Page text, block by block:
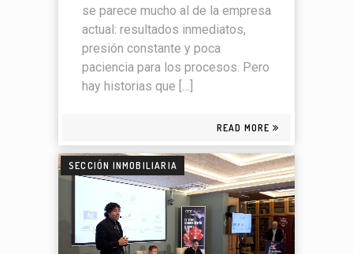
se parece mucho al de la empresa
actual: resultados inmediatos,
presión constante y poca
paciencia para los procesos. Pero
hay historias que […]
READ MORE
SECCIÓN INMOBILIARIA